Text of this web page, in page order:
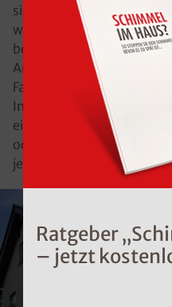
sich um ein
weder eine Dampfsperre
benötigt. Wichtig bei der
Anstrich: Nachdem Sie
Fachunternehmen für
Innendämmung
eine diffusionsoffene
oder Farbe, dank des
jeder fündig.
Ratgeber
– jetzt